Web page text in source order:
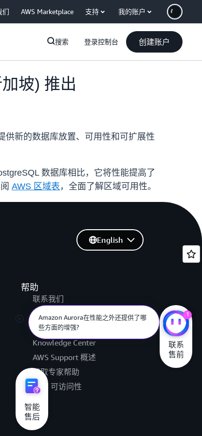
们 AWS Marketplace 支持 我的账户
搜索 登录控制台 创建账户
坡) 推出
供新的数据库放置、可用性和可扩展性
数据库相比，它将性能提高了
AWS 区域表 ，全面了解区域可用性。
帮助
联系我们
提交支持工单
AWS re:Post
Knowledge Center
AWS Support 概述
获取专家帮助
AWS 可访问性
法律
English
Amazon Aurora在性能之外还提供了哪
些方面的增强?
1
联系
售前
智能
售后